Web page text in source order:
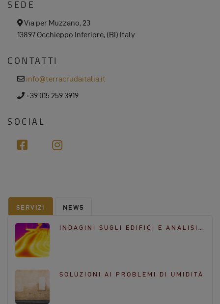
SEDE
a
d
s
Via per Muzzano, 23
13897 Occhieppo Inferiore, (BI) Italy
CONTATTI
e
a
info@terracrudaitalia.it
p
n
e
+39 015 259 3919
SOCIAL
f
o
o
k
i
g
a
SERVIZI NEWS
INDAGINI SUGLI EDIFICI E ANALISI…
SOLUZIONI AI PROBLEMI DI UMIDITÀ